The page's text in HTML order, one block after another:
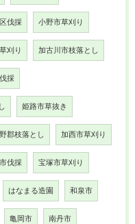
伐採 小野市草刈り
刈り 加古川市枝落とし
採
姫路市草抜き
郡枝落とし 加西市草刈り
伐採 宝塚市草刈り
はなまる造園 和泉市
亀岡市 南丹市